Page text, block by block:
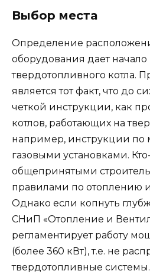
Выбор места
Определение
оборудования дает начало
твердотопливного котла.
является тот факт, что до
четкой инструкции, как
котлов, работающих на
например, инструкции по
газовыми установками.
общепринятыми
правилами по отоплению
Однако если копнуть
СНиП «Отопление и
регламентирует работу
(более 360 кВт), т.е. не
твердотопливные системы.